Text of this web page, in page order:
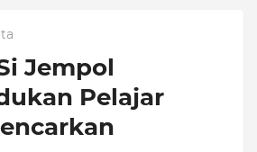
Jempol
Pelajar